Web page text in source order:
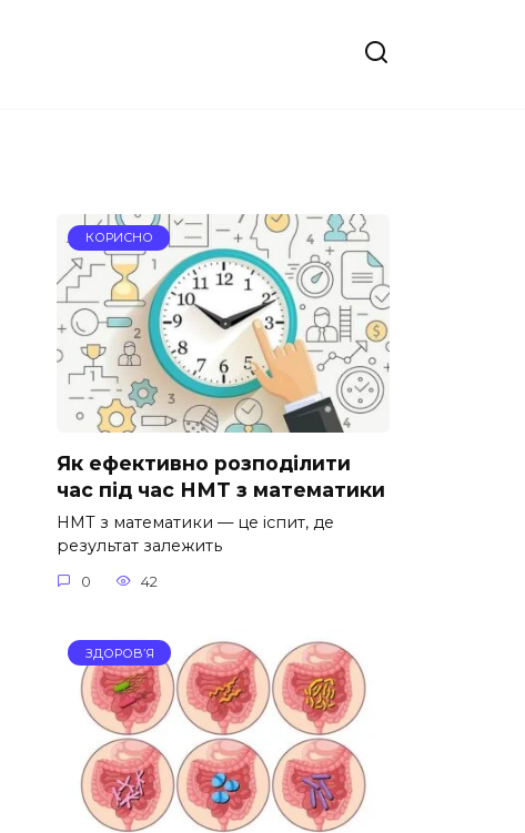
КОРИСНО
Як ефективно розподілити
час під час НМТ з математики
НМТ з математики — це іспит, де
результат залежить
0 42
ЗДОРОВ’Я